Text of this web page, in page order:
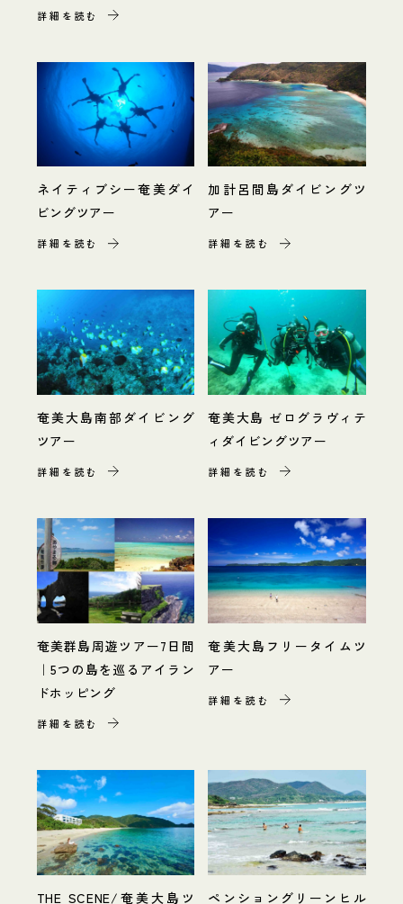
詳細を読む
ネイティブシー奄美ダイ
ビングツアー
詳細を読む
加計呂間島ダイビングツ
アー
詳細を読む
奄美大島南部ダイビング
ツアー
詳細を読む
奄美大島 ゼログラヴィテ
ィダイビングツアー
詳細を読む
奄美群島周遊ツアー7日間
｜5つの島を巡るアイラン
ドホッピング
詳細を読む
奄美大島フリータイムツ
アー
詳細を読む
THE SCENE/奄美大島ツ
ペンショングリーンヒル